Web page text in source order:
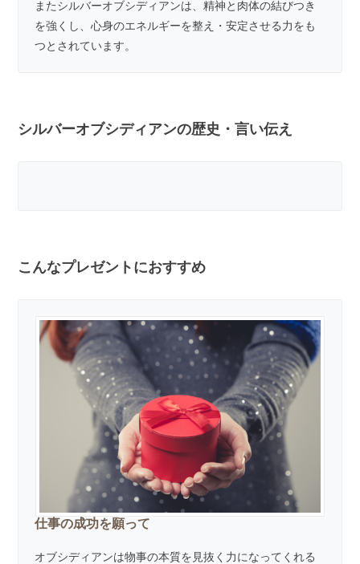
またシルバーオブシディアンは、精神と肉体の結びつき
を強くし、心身のエネルギーを整え・安定させる力をも
つとされています。
シルバーオブシディアンの歴史・言い伝え
こんなプレゼントにおすすめ
仕事の成功を願って
オブシディアンは物事の本質を見抜く力になってくれる